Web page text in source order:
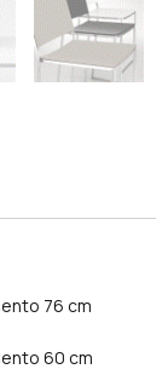
76 cm
60 cm